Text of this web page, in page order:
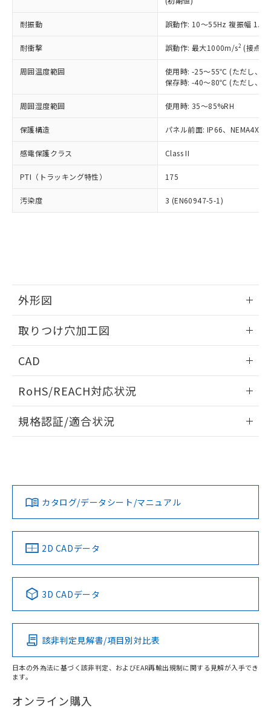
耐振動 誤動作: 10～55Hz 複振幅
耐衝撃 誤動作: 最大1000m/s2 (接点
周囲温度範囲
使用時: -25～55℃ (ただし、氷
保存時: -40～80℃ (ただし、氷
周囲湿度範囲 使用時: 35～85%RH
保護構造 パネル前面: IP66、NEMA4X,
感電保護クラス Class II
PTI（トラッキング特性） 175
汚染度 3 (EN60947-5-1)
外形図
取りつけ穴加工図
CAD
ドすることができます。
ログイン/会員登録
ダウンロードデータをご利用いただく前に、以下を必ずお読
みください。
ソフトウェアの使用条件
RoHS/REACH対応状況
EU RoHS 注意事項・凡例
対応済み
中国 RoHS 注意事項・凡例
Pb Hg Cd Cr(VI)
O
在庫等で未対応品が混在する可能性があります。
規格認証/適合状況
LR型式承認
（イギリス
船舶規格）
DNV型式承認
（ノルウェー
BV型式承認
（フランス
KR型式
（韓国
No No No No
この製品の規格認証/適合状況ページへ
その他の認証はこちらのページからご検索ください
カタログ/データシート/マニュアル
2D CADデータ
3D CADデータ
該非判定見解書/項目別対比表
日本の外為法に基づく該非判定、およびEAR再輸出規制に関する見解が入手でき
ます。
オンライン購入
正式な納期状況および標準価格はお客
様のお取引先、またはお客様担当のオ
オムロン制御機器販売店や当社販売拠
販売ネットワーク
」をご確認
在庫状況および標準価格結果を当社の
事前の承諾なく第三者に漏洩または開
示しないようお願いします。
マイパーツ機能（部品リスト作成サー
ビス）をご利用いただくには、I-Web
メンバーズにご登録されている必要が
あります。
登録された部品リストについて、当社
の共同利用に関して"
の「1.共同利
(PBDE) 1000ppm以下、フタル酸ビス(2-エチルヘキシ
ル) (DEHP)(別名：DOP) 1000ppm以下、フタル酸ブチ
ルベンジル（BBP） 1000ppm以下、フタル酸ジブチル
（DBP） 1000ppm以下、フタル酸ジイソブチル
但し、RoHS指令で産業用監視および制御機器に対する
フタル酸エステル類の４物質については閾値を超える意
図的な使用がないことを確認しています。
※2 対応予定月
部品在庫の切り替え状況などにより、予定
月が前後することがあります。
※3 非含有証明書ダウンロード
るもので、過去に遡って非含有を証明する
ものではありません。
また、RoHS指令のフタル酸エステル類４
既に当社にて対応品への在庫切替を完了
していることから、特段のことがない限
り、2022年1月12日より割愛しておりま
す。
ニル類) : 1000ppm、 PBDEs(ポリ臭化ジフェニルエーテ
DBP(フタル酸ジブチル) : 1000ppm、 DIBP(フタル酸ジ
DEHP(フタル酸ビス(2-エチルヘキシル)) : 1000ppm
「ｅ」：有害物質（10物質）のすべてが基
準値以下であることを示します。
「10」：通常の使用状況下において有害物
質が外部に漏えいし、環境に深刻な影響を
及ぼさない年数を意味します。
「－」：未確認です。当社販売部門へお問
当社は規制貨物を破棄する場合は、完
全に破砕するなど、違法に輸出されな
いよう必要な手段を講じます。
当社は貴社製品を、核兵器、ミサイ
ル、化学兵器、生物兵器またはその他
武器並びにこれらの製造装置等に一切
当社は、貴社製品を第三者に販売する
場合は、上記1、2および3の内容を当
該第三者に通知します。また当社は、
販売先および販売に係わる関係者が違
法に輸出するおそれがある場合は、取
り引きをいたしません。
一定数以上の在庫あり
一定数には満たないが在庫あり
いては、お客様のお取引先、ま
たはお客様担当のオムロン制御
機器販売店・当社販売員にご確
白
受注生産機種、また在庫状況の
情報を公開していない機種